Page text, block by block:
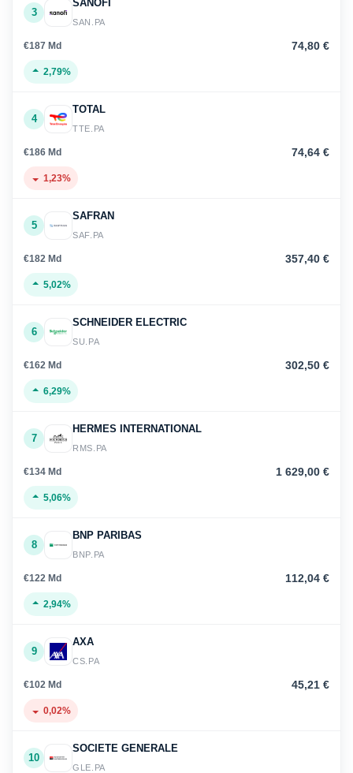
3
SANOFI
SAN.PA
€187 Md 74,80 €
2,79%
4
TOTAL
TTE.PA
€186 Md 74,64 €
1,23%
5
SAFRAN
SAF.PA
€182 Md 357,40 €
5,02%
6
SCHNEIDER ELECTRIC
SU.PA
€162 Md 302,50 €
6,29%
7
HERMES INTERNATIONAL
RMS.PA
€134 Md 1 629,00 €
5,06%
8
BNP PARIBAS
BNP.PA
€122 Md 112,04 €
2,94%
9
AXA
CS.PA
€102 Md 45,21 €
0,02%
10
SOCIETE GENERALE
GLE.PA